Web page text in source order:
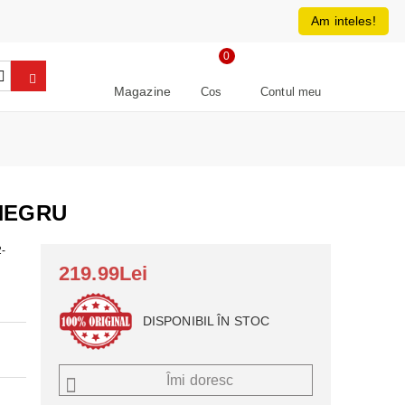
RON
Magazine Cos
0
Contul meu
219.99Lei
DISPONIBIL ÎN STOC
Îmi doresc
Am inteles!